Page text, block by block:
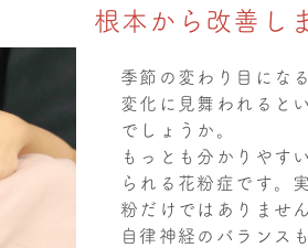
根本から改善し
季節の変わり目にな
変化に見舞われると
でしょうか。
もっとも分かりやす
られる花粉症です。
粉だけではありません
自律神経のバランス